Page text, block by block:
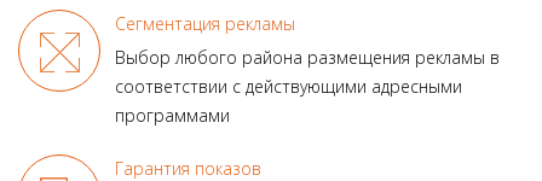
Сегментация рекламы
Выбор любого района размещения рекламы в
соответствии с действующими адресными
программами
Гарантия показов